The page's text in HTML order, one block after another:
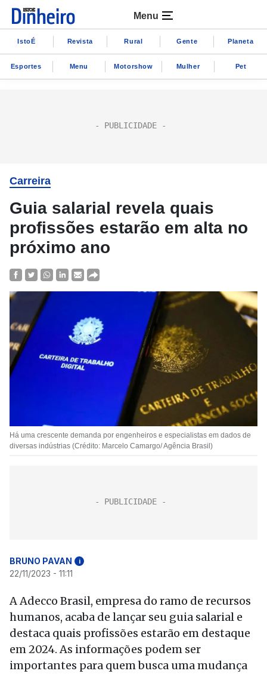
Menu
IstoÉ Revista Rural Gente Planeta
Esportes Menu Motorshow Mulher Pet
Carreira
Guia salarial revela quais
profissões estarão em alta no
próximo ano
Há uma crescente demanda por engenheiros e especialistas em dados de
diversas indústrias (Crédito: Marcelo Camargo/ Agência Brasil)
BRUNO PAVAN i
22/11/2023 - 11:11
A Adecco Brasil, empresa do ramo de recursos
humanos, acaba de lançar seu guia salarial e
destaca quais profissões estarão em destaque
em 2024. As informações podem ser
importantes para quem busca uma mudança